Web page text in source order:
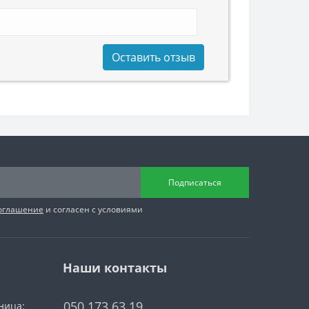
Оставить отзыв
Подписаться
и согласен с условиями
Наши контакты